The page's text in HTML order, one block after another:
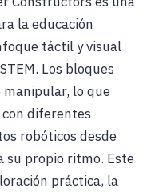
la educación
táctil y visual
Los bloques
manipular, lo que
diferentes
robóticos desde
su propio ritmo. Este
práctica, la